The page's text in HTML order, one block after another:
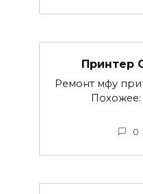
Принтер
Ремонт мфу
0